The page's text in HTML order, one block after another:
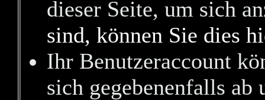
dieser Seite, um sich
sind, können Sie dies
Ihr Benutzeraccount
sich gegebenenfalls ab